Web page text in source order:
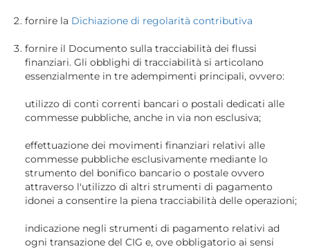
fornire la Dichiazione di regolarità contributiva
fornire il Documento sulla tracciabilità dei flussi
finanziari. Gli obblighi di tracciabilità si articolano
essenzialmente in tre adempimenti principali, ovvero:
utilizzo di conti correnti bancari o postali dedicati alle
commesse pubbliche, anche in via non esclusiva;
effettuazione dei movimenti finanziari relativi alle
commesse pubbliche esclusivamente mediante lo
strumento del bonifico bancario o postale ovvero
attraverso l'utilizzo di altri strumenti di pagamento
idonei a consentire la piena tracciabilità delle operazioni;
indicazione negli strumenti di pagamento relativi ad
ogni transazione del CIG e, ove obbligatorio ai sensi